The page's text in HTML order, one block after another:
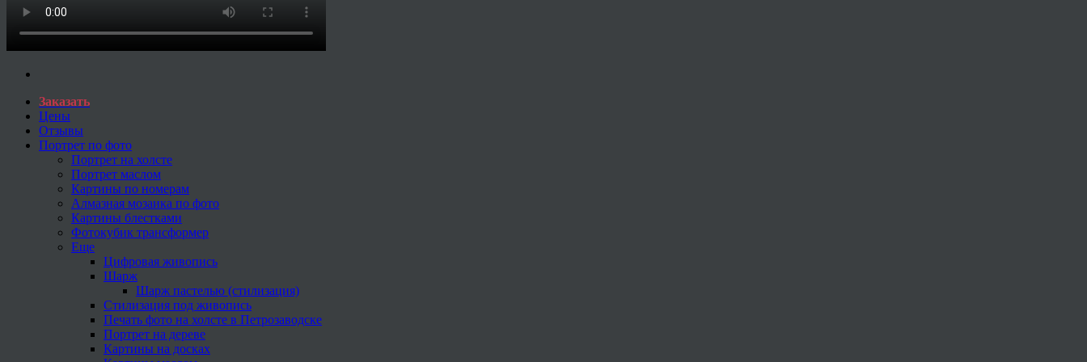
Заказать
Цены
Отзывы
Портрет по фото
Портрет на холсте
Портрет маслом
Картины по номерам
Алмазная мозаика по фото
Картины блестками
Фотокубик трансформер
Еще
Цифровая живопись
Шарж
Шарж пастелью (стилизация)
Стилизация под живопись
Печать фото на холсте в Петрозаводске
Портрет на дереве
Картины на досках